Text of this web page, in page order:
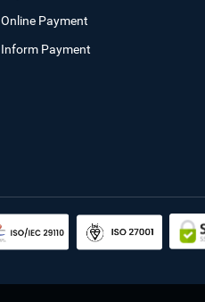
Online Payment
Inform Payment